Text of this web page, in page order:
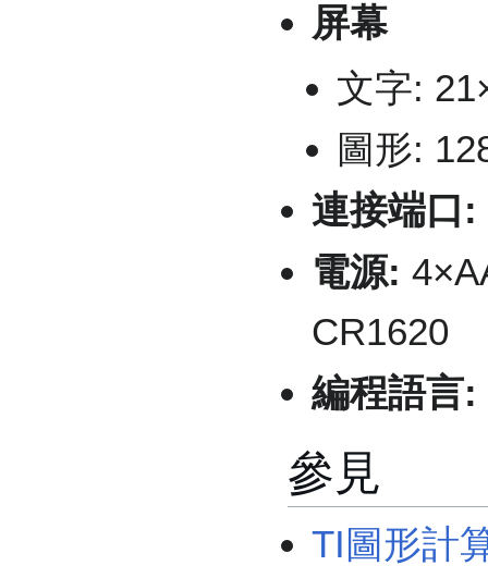
屏幕
文字:
圖形:
連接端口:
電源:
CR1620
編程語言:
參見
TI圖形計